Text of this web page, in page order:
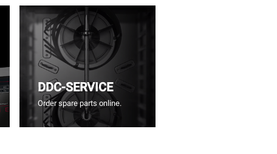
DDC-SERVICE
Order spare parts online.